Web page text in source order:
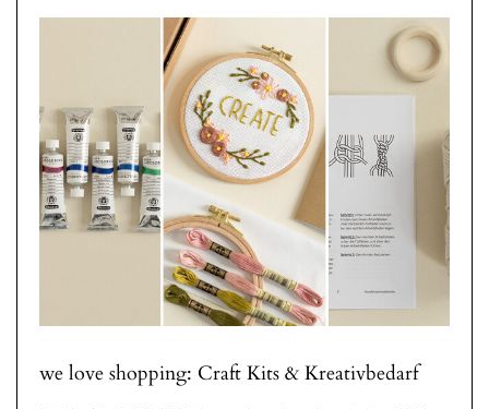
we love shopping: Craft Kits & Kreativbedarf